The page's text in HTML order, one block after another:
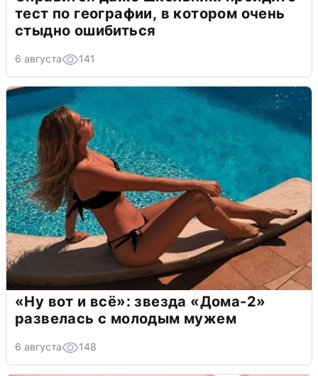
тест по географии, в котором очень
стыдно ошибиться
6 августа 141
«Ну вот и всё»: звезда «Дома-2»
развелась с молодым мужем
6 августа 148